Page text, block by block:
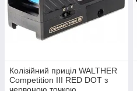
Колізійний приціл WALTHER
Competition III RED DOT з